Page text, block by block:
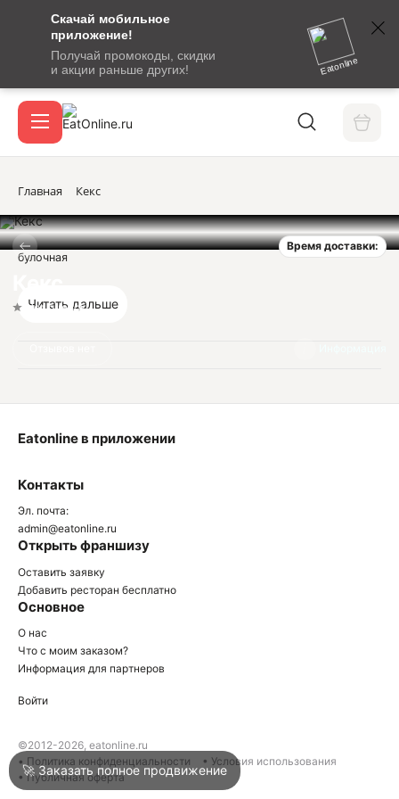
Скачай мобильное
приложение!
Получай промокоды, скидки
и акции раньше других!
Eatonline
сообщение
кодом
подтверждения
Вход / регистрация
Акции
Войти
Написать в техподдержку
Главная Кекс
Время доставки:
Нет оценок
булочная
Читать дальше
Контакты
Эл. почта:
admin@eatonline.ru
Открыть франшизу
Оставить заявку
Добавить ресторан бесплатно
Основное
О нас
Что с моим заказом?
Информация для партнеров
Eatonline в приложении
Войти
©2012-2026, eatonline.ru
• Политика конфиденциальности
• Условия использования
• Публичная оферта
🚀 Заказать полное продвижение